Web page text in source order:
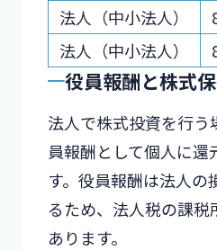
法人（中小法人）
法人（中小法人）
役員報酬と株式
法人で株式投資を行
員報酬として個人に還
す。役員報酬は法人の
るため、法人税の課
あります。